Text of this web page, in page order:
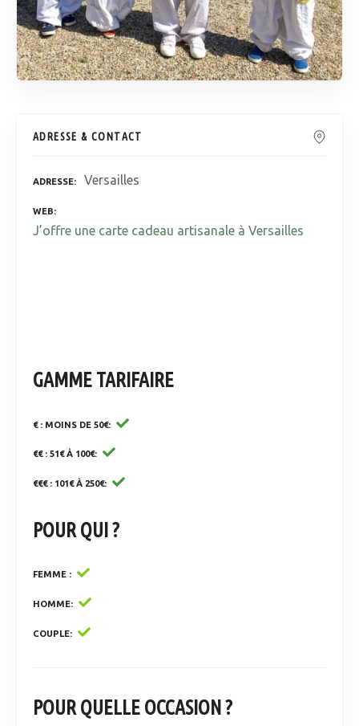
ADRESSE & CONTACT
ADRESSE Versailles
WEB
J’offre une carte cadeau artisanale à Versailles
GAMME TARIFAIRE
€ : MOINS DE 50€
€€ : 51€ À 100€
€€€ : 101€ À 250€
POUR QUI ?
FEMME
HOMME
COUPLE
POUR QUELLE OCCASION ?